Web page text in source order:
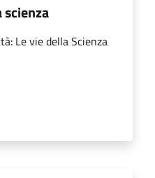
scienza
Le vie della Scienza